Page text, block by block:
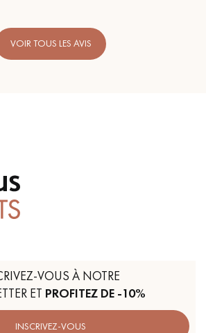
VOIR TOUS LES AVIS
VOUS À NOTRE
ET PROFITEZ DE -10%
INSCRIVEZ-VOUS